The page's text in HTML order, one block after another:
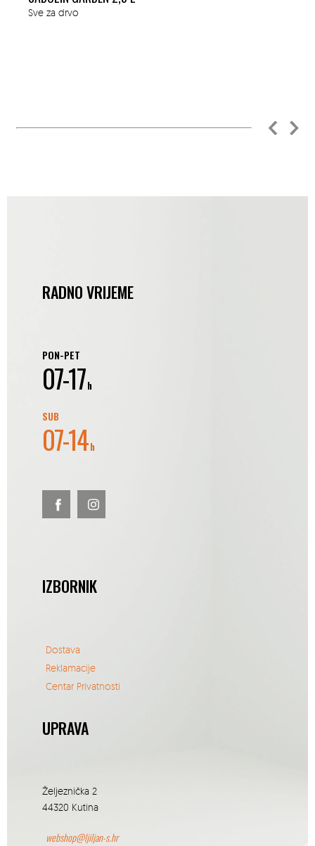
Sve za drvo
RADNO VRIJEME
PON-PET
07-17h
SUB
07-14h
IZBORNIK
Dostava
Reklamacije
Centar Privatnosti
UPRAVA
Željeznička 2
44320 Kutina
webshop@ljiljan-s.hr